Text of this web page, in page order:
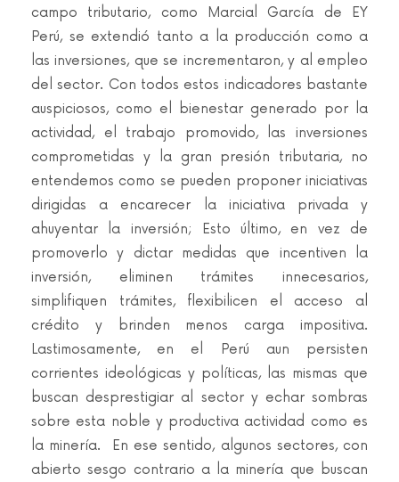
campo tributario, como Marcial García de EY
Perú, se extendió tanto a la producción como a
las inversiones, que se incrementaron, y al empleo
del sector. Con todos estos indicadores bastante
auspiciosos, como el bienestar generado por la
actividad, el trabajo promovido, las inversiones
comprometidas y la gran presión tributaria, no
entendemos como se pueden proponer iniciativas
dirigidas a encarecer la iniciativa privada y
ahuyentar la inversión; Esto último, en vez de
promoverlo y dictar medidas que incentiven la
inversión, eliminen trámites innecesarios,
simplifiquen trámites, flexibilicen el acceso al
crédito y brinden menos carga impositiva.
Lastimosamente, en el Perú aun persisten
corrientes ideológicas y políticas, las mismas que
buscan desprestigiar al sector y echar sombras
sobre esta noble y productiva actividad como es
la minería. En ese sentido, algunos sectores, con
abierto sesgo contrario a la minería que buscan